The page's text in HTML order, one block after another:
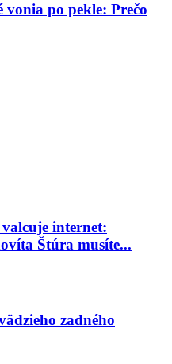
vonia po pekle: Prečo
internet:
Štúra musíte...
zadného